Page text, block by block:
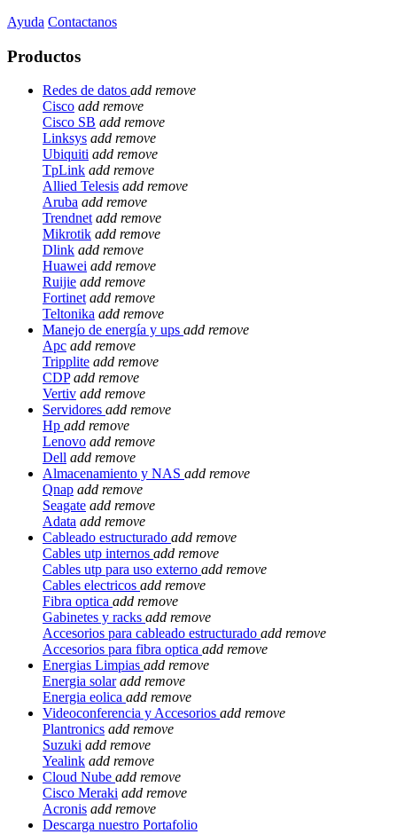
Ayuda Contactanos
Productos
Redes de datos add remove
Cisco add remove
Cisco SB add remove
Linksys add remove
Ubiquiti add remove
TpLink add remove
Allied Telesis add remove
Aruba add remove
Trendnet add remove
Mikrotik add remove
Dlink add remove
Huawei add remove
Ruijie add remove
Fortinet add remove
Teltonika add remove
Manejo de energía y ups add remove
Apc add remove
Tripplite add remove
CDP add remove
Vertiv add remove
Servidores add remove
Hp add remove
Lenovo add remove
Dell add remove
Almacenamiento y NAS add remove
Qnap add remove
Seagate add remove
Adata add remove
Cableado estructurado add remove
Cables utp internos add remove
Cables utp para uso externo add remove
Cables electricos add remove
Fibra optica add remove
Gabinetes y racks add remove
Accesorios para cableado estructurado add remove
Accesorios para fibra optica add remove
Energias Limpias add remove
Energia solar add remove
Energia eolica add remove
Videoconferencia y Accesorios add remove
Plantronics add remove
Suzuki add remove
Yealink add remove
Cloud Nube add remove
Cisco Meraki add remove
Acronis add remove
Descarga nuestro Portafolio